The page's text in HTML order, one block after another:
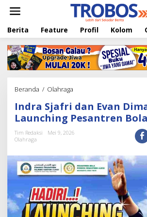
t
Berita Feature Profil Kolom
Beranda / Olahraga
d
r
S
f
r
i
d
a
n
E
Indra Sjafri dan Evan
Launching Pesantren Bola
Tim Redaksi
Mei 9, 2026
Olahraga